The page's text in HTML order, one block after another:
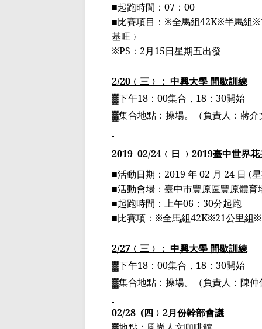
■起跑時間： 07 ： 00
■比賽項目： ※全馬組42K※半馬組※
基旺﹚
※PS ： 2月15日星期五出發
2/20 ﹙三﹚： 中興大學 間歇訓練
▓下午18 ： 00集合， 18 ： 30開始
▓集合地點：操場。（負責人：蔣介
2019 02/24 ﹙日 ﹚ 2019臺中世界
■活動日期： 2019 年02 月 24 日 (
■活動會場：臺中市豐原區豐原體育
■起跑時間：上午06 ： 30分起跑
■比賽項： ※全馬組42K※21公里組※
2/27 ﹙三﹚： 中興大學 間歇訓練
▓下午18 ： 00集合， 18 ： 30開始
▓集合地點：操場。（負責人：陳仲
02/28 (四﹚ 2月份幹部會議